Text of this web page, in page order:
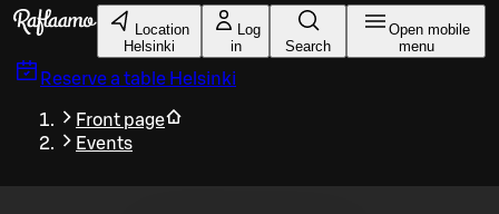
Skip to main content
Location
Helsinki
Log
in
Search
Open mobile
menu
Reserve a table Helsinki
Front page
Events